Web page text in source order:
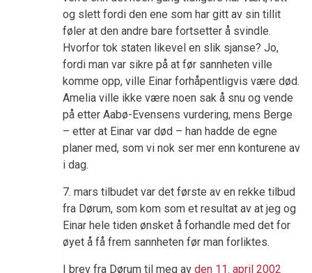
og slett fordi den ene som har gitt av sin tillit
føler at den andre bare fortsetter å svindle.
Hvorfor tok staten likevel en slik sjanse? Jo,
fordi man var sikre på at før sannheten ville
komme opp, ville Einar forhåpentligvis være død.
Amelia ville ikke være noen sak å snu og vende
på etter Aabø-Evensens vurdering, mens Berge
– etter at Einar var død – han hadde de egne
planer med, som vi nok ser mer enn konturene av
i dag.
7. mars tilbudet var det første av en rekke tilbud
fra Dørum, som kom som et resultat av at jeg og
Einar hele tiden ønsket å forhandle med det for
øyet å få frem sannheten før man forliktes.
I brev fra Dørum til meg av den 11. april 2002